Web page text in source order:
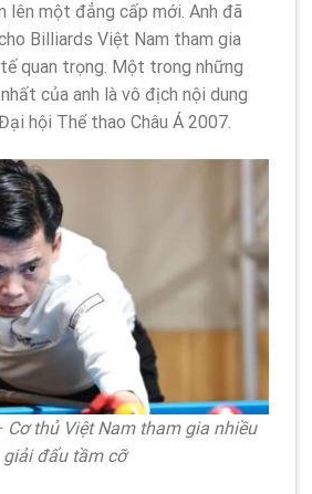
lên một đẳng cấp mới. Anh đã
Billiards Việt Nam tham gia
quan trọng. Một trong những
của anh là vô địch nội dung
hội Thể thao Châu Á 2007.
Cơ thủ Việt Nam tham gia nhiều
giải đấu tầm cỡ